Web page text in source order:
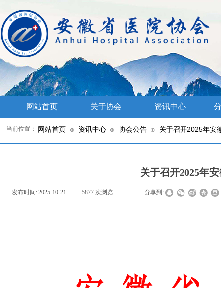
网站首页 关于协会 资讯中心
网站首页 ⊙ 资讯中心 ⊙ 协会公告 ⊙ 关于召开2025年安
当前位置：
关于召开2025年
发布时间: 2025-10-21 5877 次浏览 分享到: